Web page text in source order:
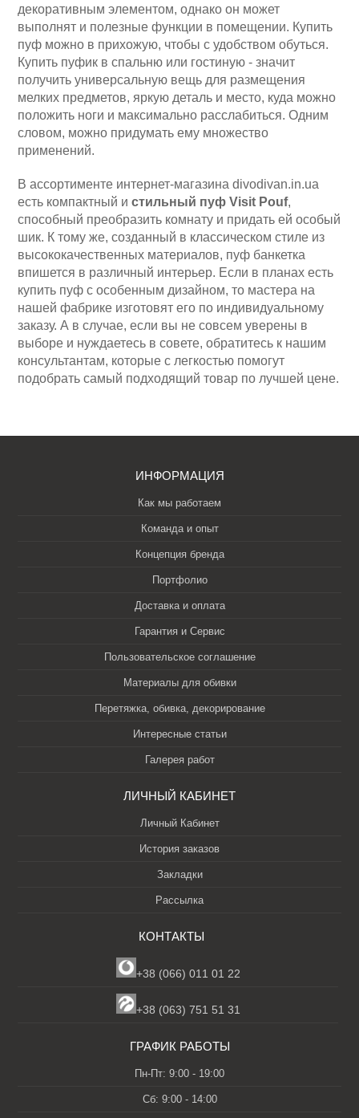
декоративным элементом, однако он может
выполнят и полезные функции в помещении. Купить
пуф можно в прихожую, чтобы с удобством обуться.
Купить пуфик в спальню или гостиную - значит
получить универсальную вещь для размещения
мелких предметов, яркую деталь и место, куда можно
положить ноги и максимально расслабиться. Одним
словом, можно придумать ему множество
применений.
В ассортименте интернет-магазина divodivan.in.ua
есть компактный истильный пуф Visit Pouf,
способный преобразить комнату и придать ей особый
шик. К тому же, созданный в классическом стиле из
высококачественных материалов, пуф банкетка
впишется в различный интерьер. Если в планах есть
купить пуф с особенным дизайном, то мастера на
нашей фабрике изготовят его по индивидуальному
заказу. А в случае, если вы не совсем уверены в
выборе и нуждаетесь в совете,обратитесь к нашим
консультантам, которые с легкостью помогут
подобрать самый подходящий товар по лучшей цене.
ИНФОРМАЦИЯ
Как мы работаем
Команда и опыт
Концепция бренда
Портфолио
Доставка и оплата
Гарантия и Сервис
Пользовательское соглашение
Материалы для обивки
Перетяжка, обивка, декорирование
Интересные статьи
Галерея работ
ЛИЧНЫЙ КАБИНЕТ
Личный Кабинет
История заказов
Закладки
Рассылка
КОНТАКТЫ
+38 (066) 011 01 22
+38 (063) 751 51 31
ГРАФИК РАБОТЫ
Пн-Пт: 9:00 - 19:00
Сб: 9:00 - 14:00